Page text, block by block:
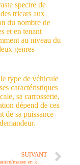
spectre de
tricars aux
du nombre de
et en tenant
au niveau du
genres
type de véhicule
caractéristiques
sa carrosserie,
dépend de ces
de sa puissance
SUIVANT